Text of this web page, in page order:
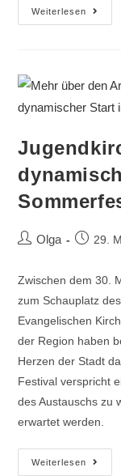
Weiterlesen
Olga 29.
Zwischen dem 30.
zum Schauplatz
Evangelischen
der Region haben
Herzen der Stadt
Festival verspricht
des Austauschs zu
erwartet werden.
Weiterlesen